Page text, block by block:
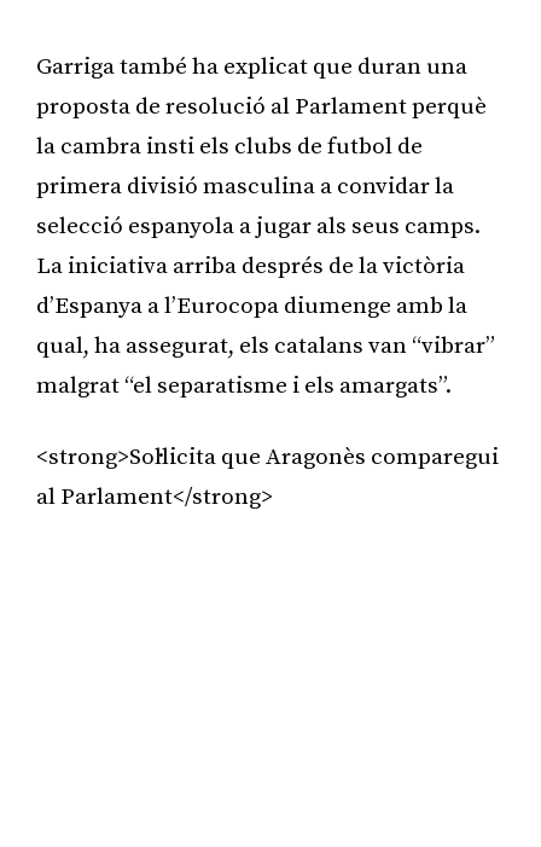
Garriga també ha explicat que duran una
proposta de resolució al Parlament perquè
la cambra insti els clubs de futbol de
primera divisió masculina a convidar la
selecció espanyola a jugar als seus camps.
La iniciativa arriba després de la victòria
d’Espanya a l’Eurocopa diumenge amb la
qual, ha assegurat, els catalans van “vibrar”
malgrat “el separatisme i els amargats”.
<strong>Sol·licita que Aragonès comparegui
al Parlament</strong>